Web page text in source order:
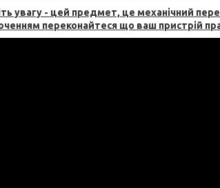
увагу - цей предмет, це механічний
переконайтеся що ваш пристрій